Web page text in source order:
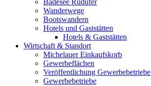
Badesee Rudufer
Wanderwege
Bootswandern
Hotels und Gaststätten
Hotels & Gaststätten
Wirtschaft & Standort
Michelauer Einkaufskorb
Gewerbeflächen
Veröffentlichung Gewerbebetriebe
Gewerbebetriebe